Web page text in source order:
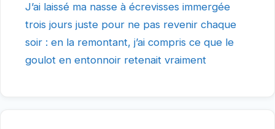
J’ai laissé ma nasse à écrevisses immergée
trois jours juste pour ne pas revenir chaque
soir : en la remontant, j’ai compris ce que le
goulot en entonnoir retenait vraiment